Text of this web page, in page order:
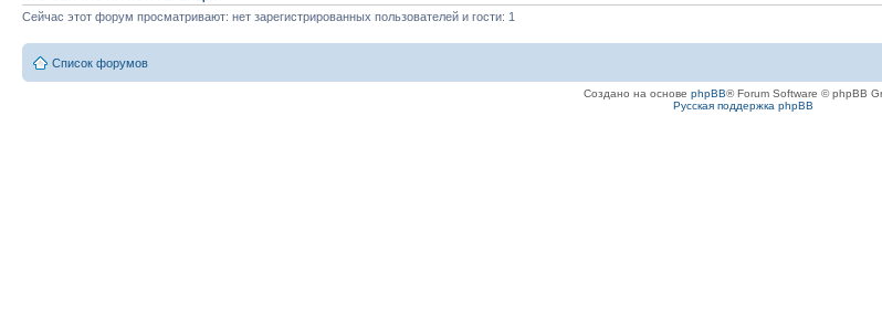
Сейчас этот форум просматривают: нет зарегистрированных пользователей и гости: 1
Список форумов
Создано на основе phpBB® Forum Software © phpBB
Русская поддержка phpBB